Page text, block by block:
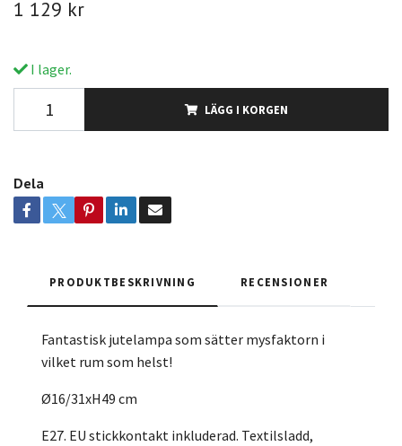
1 129 kr
I lager.
LÄGG I KORGEN
Dela
PRODUKTBESKRIVNING RECENSIONER
Fantastisk jutelampa som sätter mysfaktorn i
vilket rum som helst!
Ø16/31xH49 cm
E27. EU stickkontakt inkluderad. Textilsladd,